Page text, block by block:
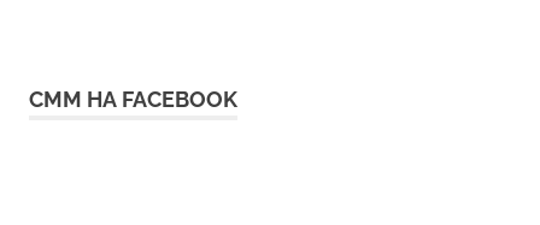
СММ НА FACEBOOK